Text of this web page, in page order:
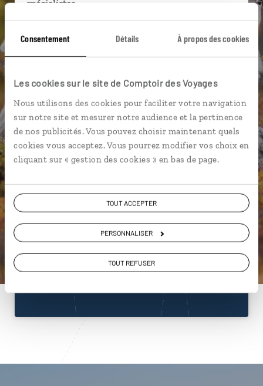
Consentement Détails À propos des cookies
Les cookies sur le site de Comptoir des Voyages
Nous utilisons des cookies pour faciliter votre navigation
sur notre site et mesurer notre audience et la pertinence
de nos publicités. Vous pouvez choisir maintenant quels
cookies vous acceptez. Vous pourrez modifier vos choix en
cliquant sur « gestion des cookies » en bas de page.
TOUT ACCEPTER
PERSONNALISER
TOUT REFUSER
spécialistes
près de vos envies et de la réalité du pays.
connectés en agence, mais aussi par email ou
Vous gardez le même interlocuteur avant,
pendant et après votre voyage.
DEMANDER UN DEVIS
ou
Construisez votre voyage avec un spécialiste Finlande
01 85 08 22 93